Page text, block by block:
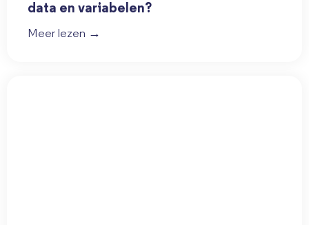
data en variabelen?
Meer lezen →